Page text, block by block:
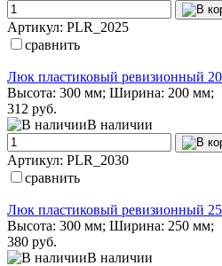
Артикул: PLR_2025
сравнить
Люк пластиковый ревизионный
Высота: 300 мм; Ширина: 200 мм;
312 руб.
В наличии
Артикул: PLR_2030
сравнить
Люк пластиковый ревизионный
Высота: 300 мм; Ширина: 250 мм;
380 руб.
В наличии